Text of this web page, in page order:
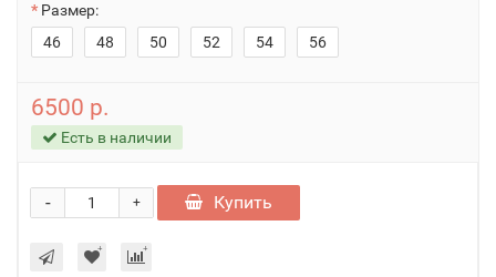
Размер:
46
48 50 52 54 56
6500 р.
Есть в наличии
+
- Купить